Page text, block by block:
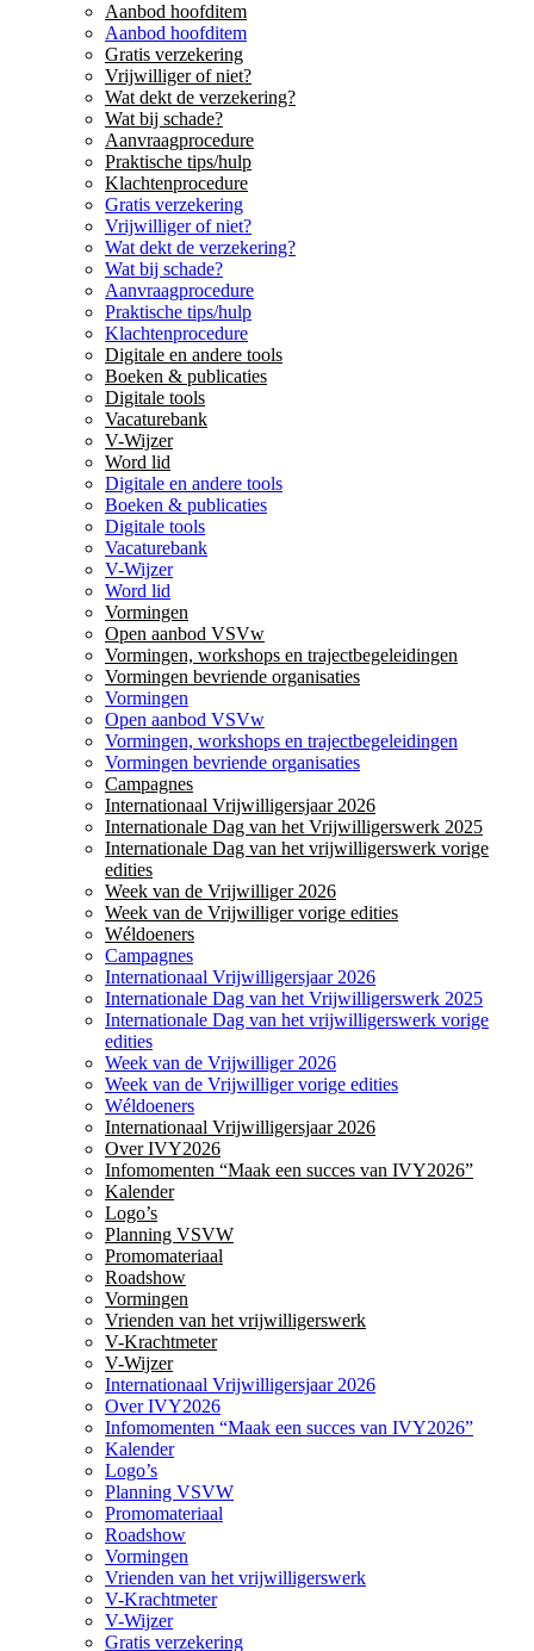
Aanbod hoofditem
Aanbod hoofditem
Gratis verzekering
Vrijwilliger of niet?
Wat dekt de verzekering?
Wat bij schade?
Aanvraagprocedure
Praktische tips/hulp
Klachtenprocedure
Gratis verzekering
Vrijwilliger of niet?
Wat dekt de verzekering?
Wat bij schade?
Aanvraagprocedure
Praktische tips/hulp
Klachtenprocedure
Digitale en andere tools
Boeken & publicaties
Digitale tools
Vacaturebank
V-Wijzer
Word lid
Digitale en andere tools
Boeken & publicaties
Digitale tools
Vacaturebank
V-Wijzer
Word lid
Vormingen
Open aanbod VSVw
Vormingen, workshops en trajectbegeleidingen
Vormingen bevriende organisaties
Vormingen
Open aanbod VSVw
Vormingen, workshops en trajectbegeleidingen
Vormingen bevriende organisaties
Campagnes
Internationaal Vrijwilligersjaar 2026
Internationale Dag van het Vrijwilligerswerk 2025
Internationale Dag van het vrijwilligerswerk vorige
edities
Week van de Vrijwilliger 2026
Week van de Vrijwilliger vorige edities
Wéldoeners
Campagnes
Internationaal Vrijwilligersjaar 2026
Internationale Dag van het Vrijwilligerswerk 2025
Internationale Dag van het vrijwilligerswerk vorige
edities
Week van de Vrijwilliger 2026
Week van de Vrijwilliger vorige edities
Wéldoeners
Internationaal Vrijwilligersjaar 2026
Over IVY2026
Infomomenten “Maak een succes van IVY2026”
Kalender
Logo’s
Planning VSVW
Promomateriaal
Roadshow
Vormingen
Vrienden van het vrijwilligerswerk
V-Krachtmeter
V-Wijzer
Internationaal Vrijwilligersjaar 2026
Over IVY2026
Infomomenten “Maak een succes van IVY2026”
Kalender
Logo’s
Planning VSVW
Promomateriaal
Roadshow
Vormingen
Vrienden van het vrijwilligerswerk
V-Krachtmeter
V-Wijzer
Gratis verzekering